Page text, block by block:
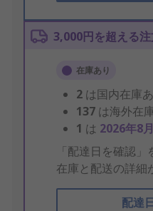
3,000円を超える
在庫あり
2 は国内在庫
137 は海外在
1 は 2026年8
「配達日を確認」
在庫と配送の詳細
配達